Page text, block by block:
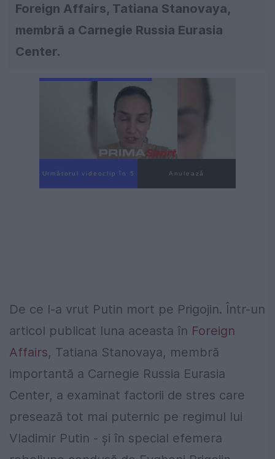
Foreign Affairs, Tatiana Stanovaya,
membră a Carnegie Russia Eurasia
Center.
Următorul videoclip în 3 Anulează
De ce l-a vrut Putin mort pe Prigojin. Într-un
articol publicat luna aceasta în Foreign
Affairs, Tatiana Stanovaya, membră
importantă a Carnegie Russia Eurasia
Center, a examinat factorii de stres care
presează tot mai puternic pe regimul lui
Vladimir Putin - și în special efemera